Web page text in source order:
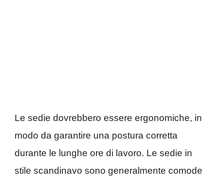
Le sedie dovrebbero essere ergonomiche, in
modo da garantire una postura corretta
durante le lunghe ore di lavoro. Le sedie in
stile scandinavo sono generalmente comode